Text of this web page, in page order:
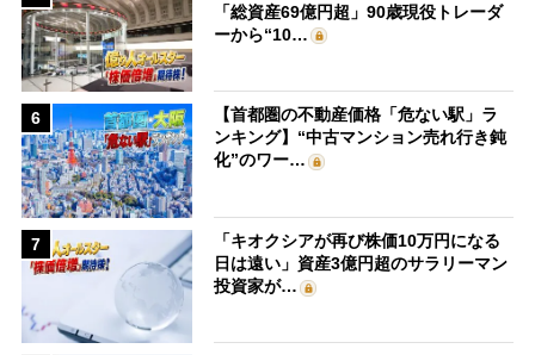
「総資産69億円超」90歳現役トレーダ
ーから“10…
6
【首都圏の不動産価格「危ない駅」ラ
ンキング】“中古マンション売れ行き鈍
化”のワー…
7
「キオクシアが再び株価10万円になる
日は遠い」資産3億円超のサラリーマン
投資家が…